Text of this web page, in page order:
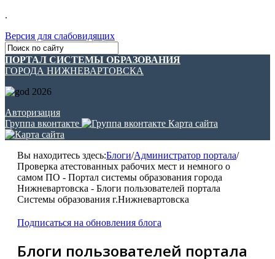
.
Версия для слабовидящих
ПОРТАЛ СИСТЕМЫ ОБРАЗОВАНИЯ
ГОРОДА НИЖНЕВАРТОВСКА
Авторизация
Группа вконтакте
Карта сайта
Вы находитесь здесь:Блоги/Администратор портала/
Проверка атестованных рабочих мест и немного о
самом ПО - Портал системы образования города
Нижневартовска - Блоги пользователей портала
Системы образования г.Нижневартовска
Подписаться на обновления блога
Блоги пользователей портала